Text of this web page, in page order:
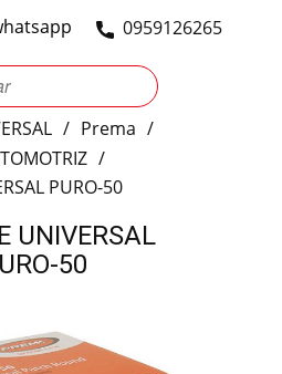
​0959126265
Automotriz
/ Prema /
/
PURO-50
UNIVERSAL
50